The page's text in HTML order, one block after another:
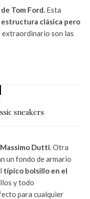
Tom Ford. Esta
clásica pero
extraordinario son las
sneakers
Dutti. Otra
un fondo de armario
típico bolsillo en el
y todo
para cualquier